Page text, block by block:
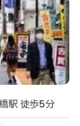
駅 徒歩5分